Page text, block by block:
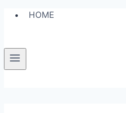
Skip
HOME